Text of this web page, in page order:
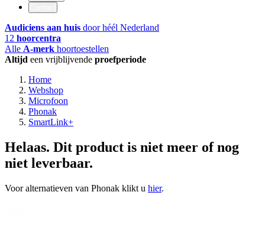
Audiciens aan huis door héél Nederland
12 hoorcentra
Alle A-merk hoortoestellen
Altijd een vrijblijvende proefperiode
Home
Webshop
Microfoon
Phonak
SmartLink+
Helaas. Dit product is niet meer of nog
niet leverbaar.
Voor alternatieven van Phonak klikt u hier.